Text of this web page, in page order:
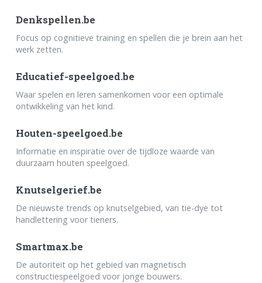
Denkspellen.be
Focus op cognitieve training en spellen die je brein aan het
werk zetten.
Educatief-speelgoed.be
Waar spelen en leren samenkomen voor een optimale
ontwikkeling van het kind.
Houten-speelgoed.be
Informatie en inspiratie over de tijdloze waarde van
duurzaam houten speelgoed.
Knutselgerief.be
De nieuwste trends op knutselgebied, van tie-dye tot
handlettering voor tieners.
Smartmax.be
De autoriteit op het gebied van magnetisch
constructiespeelgoed voor jonge bouwers.